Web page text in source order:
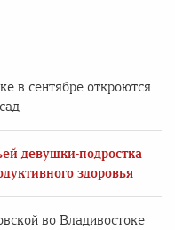
в сентябре откроются
девушки-подростка
здоровья
во Владивостоке